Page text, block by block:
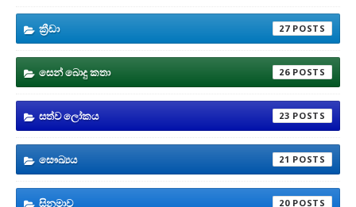
ක්‍රීඩා 27
සෙන් බොදු කතා 26
සත්ව ලෝකය 23
සෞඛ්‍යය 21
සිනමාව 20